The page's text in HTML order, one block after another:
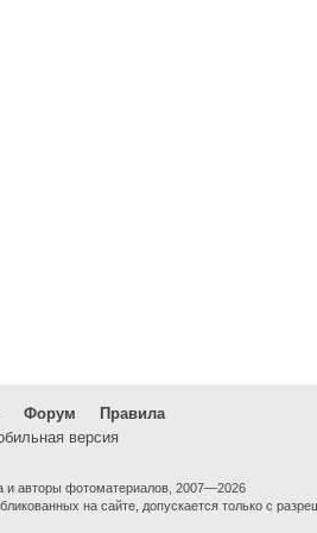
Форум
Правила
версия
и авторы фотоматериалов, 2007—2026
на сайте, допускается только с